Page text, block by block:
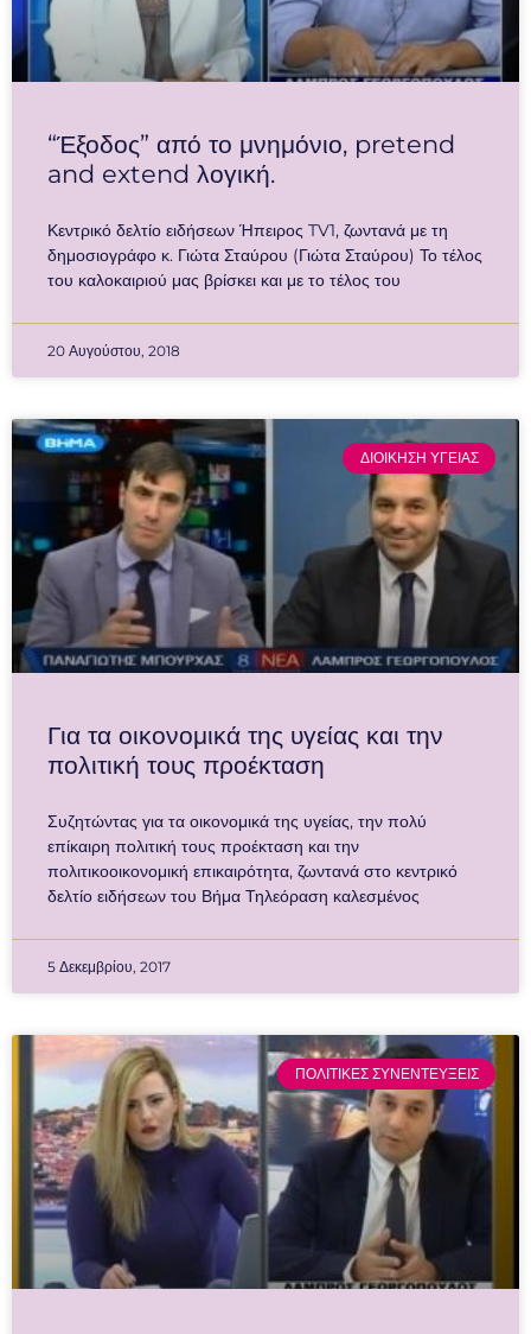
“Έξοδος” από το μνημόνιο, pretend
and extend λογική.
Κεντρικό δελτίο ειδήσεων Ήπειρος TV1, ζωντανά με τη
δημοσιογράφο κ. Γιώτα Σταύρου (Γιώτα Σταύρου) Το τέλος
του καλοκαιριού μας βρίσκει και με το τέλος του
20 Αυγούστου, 2018
ΔΙΟΙΚΗΣΗ ΥΓΕΙΑΣ
Για τα οικονομικά της υγείας και την
πολιτική τους προέκταση
Συζητώντας για τα οικονομικά της υγείας, την πολύ
επίκαιρη πολιτική τους προέκταση και την
πολιτικοοικονομική επικαιρότητα, ζωντανά στο κεντρικό
δελτίο ειδήσεων του Βήμα Τηλεόραση καλεσμένος
5 Δεκεμβρίου, 2017
ΠΟΛΙΤΙΚΕΣ ΣΥΝΕΝΤΕΥΞΕΙΣ